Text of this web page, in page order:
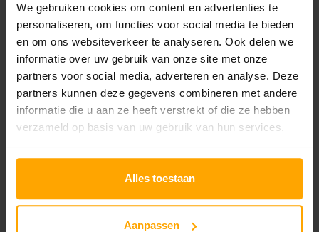
We gebruiken cookies om content en advertenties te
personaliseren, om functies voor social media te bieden
en om ons websiteverkeer te analyseren. Ook delen we
informatie over uw gebruik van onze site met onze
partners voor social media, adverteren en analyse. Deze
partners kunnen deze gegevens combineren met andere
informatie die u aan ze heeft verstrekt of die ze hebben
verzameld op basis van uw gebruik van hun services.
Alles toestaan
Aanpassen
Firm & Lift Laser – IPL + FRAX
Voor wie alles uit de kast wilt halen. Deze
krachtige anit-aging behandeling pakt pigment
intensief aan en stimuleert collageen.
Focus: anti-aging, pigment
+Herstel jouw zonschade:de krachtpatser
voor pigment en huidveroudering
na deze behandeling kan milde
zwelling optreden. Dit trekt meestal binnen 2-